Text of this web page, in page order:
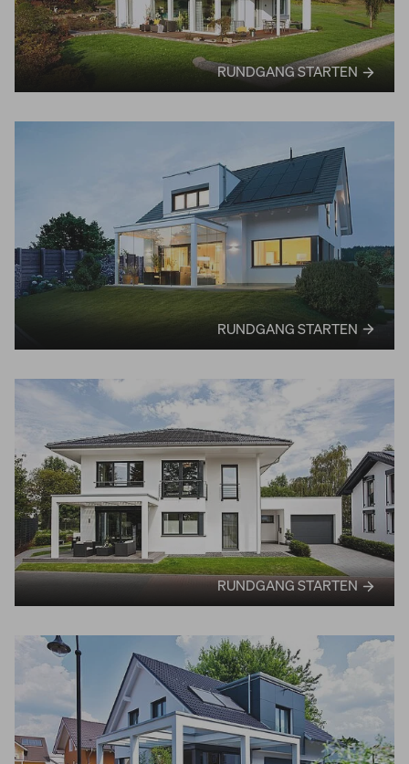
RUNDGANG STARTEN
RUNDGANG STARTEN
RUNDGANG STARTEN